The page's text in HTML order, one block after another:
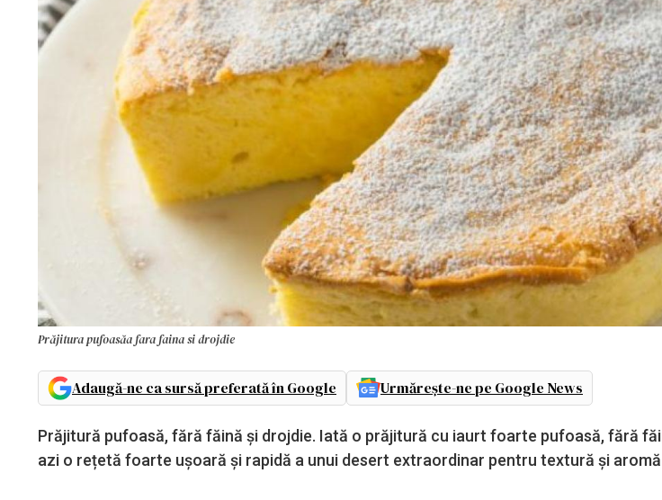
Prăjitura pufoasăa fara faina si drojdie
Adaugă-ne ca sursă preferată în Google Urmărește-ne pe Google News
Prăjitură pufoasă, fără făină și drojdie. Iată o prăjitură cu iaurt foarte pufoasă, fără
azi o rețetă foarte ușoară și rapidă a unui desert extraordinar pentru textură și